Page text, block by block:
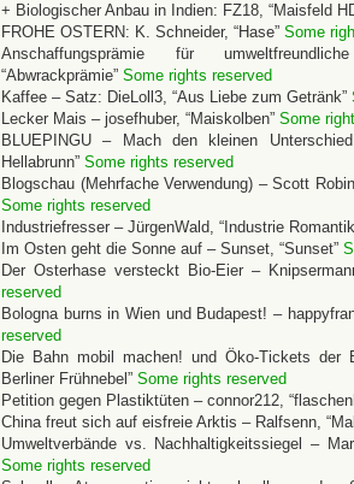
+ Biologischer Anbau in Indien: FZ18, “Maisfeld
FROHE OSTERN: K. Schneider, “Hase” Some
Anschaffungsprämie für
“Abwrackprämie” Some rights reserved
Kaffee – Satz: DieLoll3, “Aus Liebe zum Getränk”
Lecker Mais – josefhuber, “Maiskolben” Some
BLUEPINGU – Mach den kleinen
Hellabrunn” Some rights reserved
Blogschau (Mehrfache Verwendung) – Scott
Some rights reserved
Industriefresser – JürgenWald, “Industrie
Im Osten geht die Sonne auf – Sunset, “Sunset”
Der Osterhase versteckt Bio-Eier –
reserved
Bologna burns in Wien und Budapest! –
reserved
Die Bahn mobil machen! und Öko-Tickets der
Berliner Frühnebel” Some rights reserved
Petition gegen Plastiktüten – connor212,
China freut sich auf eisfreie Arktis – Ralfsenn,
Umweltverbände vs. Nachhaltigkeitssiegel –
Some rights reserved